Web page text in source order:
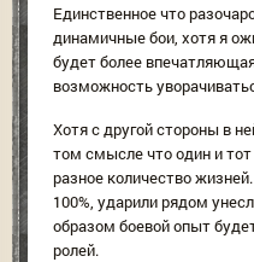
Единственное что
динамичные бои, хотя я
будет более
возможность
Хотя с другой стороны в
том смысле что один и
разное количество
100%, ударили рядом
образом боевой опыт
ролей.